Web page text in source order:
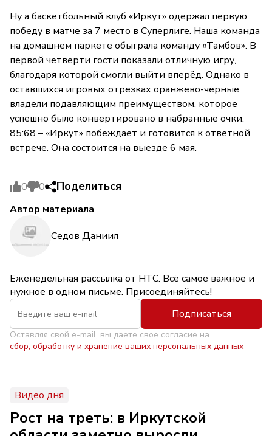
Ну а баскетбольный клуб «Иркут» одержал первую
победу в матче за 7 место в Суперлиге. Наша команда
на домашнем паркете обыграла команду «Тамбов». В
первой четверти гости показали отличную игру,
благодаря которой смогли выйти вперёд. Однако в
оставшихся игровых отрезках оранжево-чёрные
владели подавляющим преимуществом, которое
успешно было конвертировано в набранные очки.
85:68 – «Иркут» побеждает и готовится к ответной
встрече. Она состоится на выезде 6 мая.
0 0 Поделиться
Автор материала
Седов Даниил
Еженедельная рассылка от НТС. Всё самое важное и
нужное в одном письме. Присоединяйтесь!
Подписаться
Оставляя свой e-mail, вы даете свое согласие на
сбор, обработку и хранение ваших персональных данных
Видео дня
Рост на треть: в Иркутской